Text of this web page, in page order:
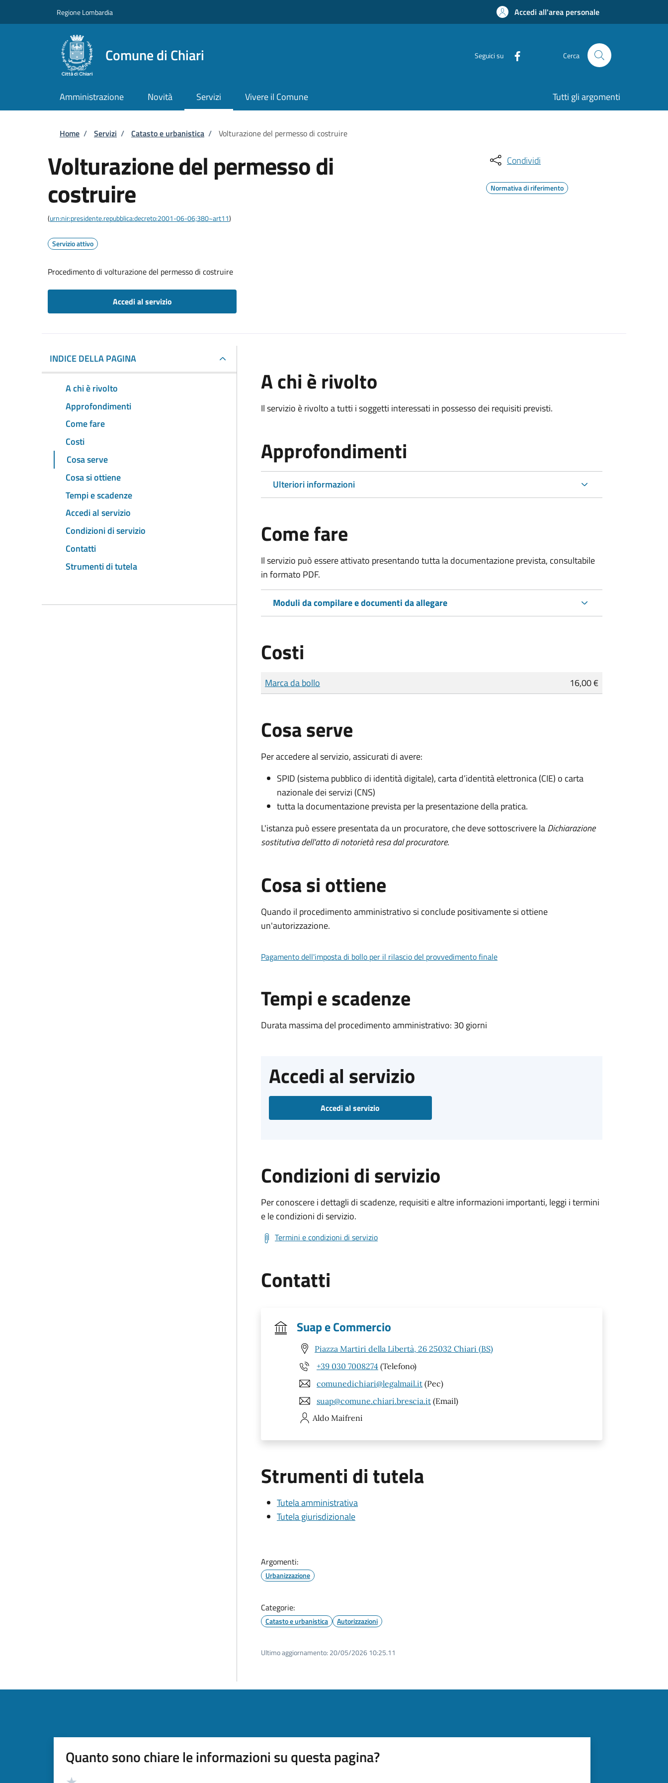
Regione Lombardia Accedi all'area personale
Comune di Chiari Seguici su Cerca
Amministrazione Novità Servizi Vivere il Comune Tutti gli argomenti
Briciole di pane
Home / Servizi / Catasto e urbanistica / Volturazione del permesso di costruire
Volturazione del permesso di
costruire
(urn:nir:presidente.repubblica:decreto:2001-06-06;380~art11)
Servizio attivo
Procedimento di volturazione del permesso di costruire
Accedi al servizio
Condividi
Normativa di riferimento
INDICE DELLA PAGINA
A chi è rivolto
Approfondimenti
Come fare
Costi
Cosa serve
Cosa si ottiene
Tempi e scadenze
Accedi al servizio
Condizioni di servizio
Contatti
Strumenti di tutela
A chi è rivolto
Il servizio è rivolto a tutti i soggetti interessati in possesso dei requisiti previsti.
Approfondimenti
Ulteriori informazioni
Come fare
Il servizio può essere attivato presentando tutta la documentazione prevista, consultabile
in formato PDF.
Moduli da compilare e documenti da allegare
Costi
Tipo di pagamento
Importo
Marca da bollo 16,00 €
Cosa serve
Per accedere al servizio, assicurati di avere:
SPID (sistema pubblico di identità digitale), carta d’identità elettronica (CIE) o carta
nazionale dei servizi (CNS)
tutta la documentazione prevista per la presentazione della pratica.
L'istanza può essere presentata da un procuratore, che deve sottoscrivere laDichiarazione
sostitutiva dell'atto di notorietà resa dal procuratore.
Cosa si ottiene
Quando il procedimento amministrativo si conclude positivamente si ottiene
un'autorizzazione.
Pagamento dell'imposta di bollo per il rilascio del provvedimento finale
Tempi e scadenze
Durata massima del procedimento amministrativo: 30 giorni
Accedi al servizio
Accedi al servizio
Condizioni di servizio
Per conoscere i dettagli di scadenze, requisiti e altre informazioni importanti, leggi i termini
e le condizioni di servizio.
Termini e condizioni di servizio
Contatti
Suap e Commercio
Piazza Martiri della Libertà, 26 25032 Chiari (BS)
+39 030 7008274 (Telefono)
comunedichiari@legalmail.it (Pec)
suap@comune.chiari.brescia.it (Email)
Aldo Maifreni
Strumenti di tutela
Tutela amministrativa
Tutela giurisdizionale
Argomenti:
Urbanizzazione
Categorie:
Catasto e urbanistica Autorizzazioni
Ultimo aggiornamento: 20/05/2026 10:25.11
Quanto sono chiare le informazioni su questa pagina?
Valutazione